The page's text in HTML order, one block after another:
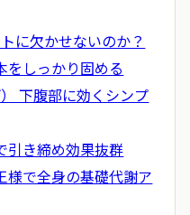
に欠かせないのか？
をしっかり固める
下腹部に効くシンプ
引き締め効果抜群
で全身の基礎代謝ア